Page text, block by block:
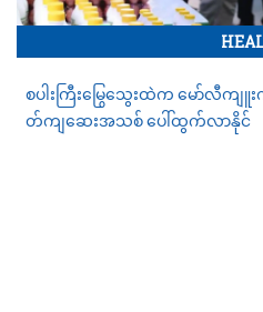
စပါးကြီးမြွေသွေးထဲက မော်လီ
တ်ကျဆေးအသစ် ပေါ်ထွက်လာနိုင်